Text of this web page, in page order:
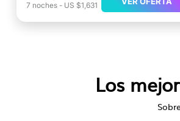
7 noches - US $1,631
Los